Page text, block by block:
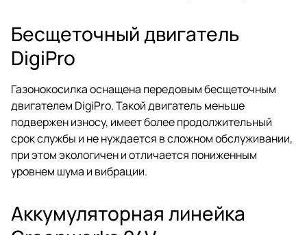
Бесщеточный двигатель
DigiPro
Газонокосилка оснащена передовым бесщеточным
двигателем DigiPro. Такой двигатель меньше
подвержен износу, имеет более продолжительный
срок службы и не нуждается в сложном обслуживании,
при этом экологичен и отличается пониженным
уровнем шума и вибрации.
Аккумуляторная линейка